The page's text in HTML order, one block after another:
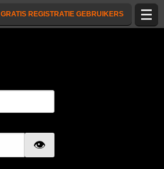
GRATIS REGISTRATIE GEBRUIKERS